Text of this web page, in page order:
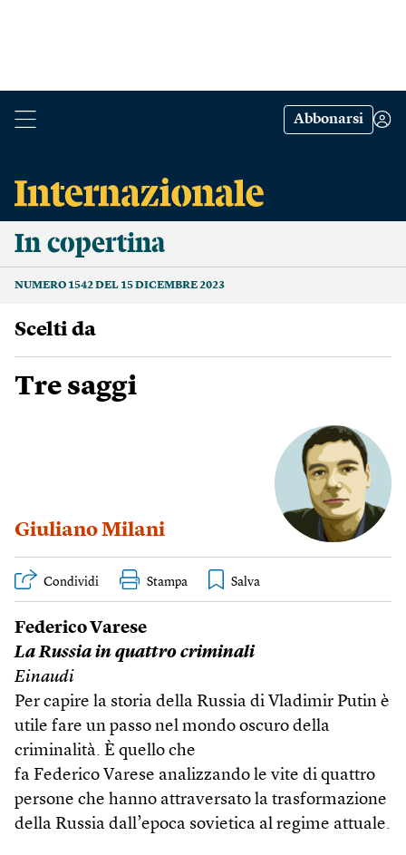
Abbonarsi
In copertina
NUMERO 1542 DEL 15 DICEMBRE 2023
scelti da
Tre saggi
Giuliano Milani
Condividi Stampa
Federico Varese
La Russia in quattro criminali
Einaudi
Per capire la storia della Russia di Vladimir Putin è
utile fare un passo nel mondo oscuro della
criminalità. È quello che
fa Federico Varese analizzando le vite di quattro
persone che hanno attraversato la trasformazione
della Russia dall’epoca sovietica al regime attuale.